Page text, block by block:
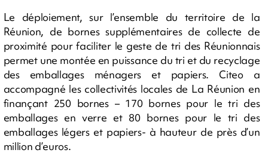
Le déploiement, sur l’ensemble du territoire de la
Réunion, de bornes supplémentaires de collecte de
proximité pour faciliter le geste de tri des Réunionnais
permet une montée en puissance du tri et du recyclage
des emballages ménagers et papiers. Citeo a
accompagné les collectivités locales de La Réunion en
finançant 250 bornes – 170 bornes pour le tri des
emballages en verre et 80 bornes pour le tri des
emballages légers et papiers- à hauteur de près d’un
million d’euros.